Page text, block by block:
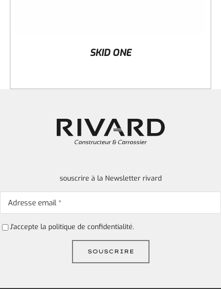
SKID ONE
souscrire à la Newsletter rivard
J'accepte la politique de confidentialité.